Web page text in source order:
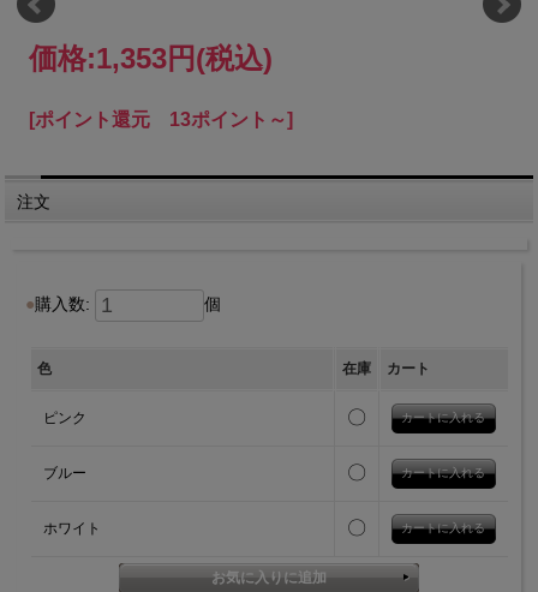
価格:1,353円(税込)
[ポイント還元 13ポイント～]
注文
購入数: 個
色 在庫 カート
ピンク 〇
ブルー 〇
ホワイト 〇